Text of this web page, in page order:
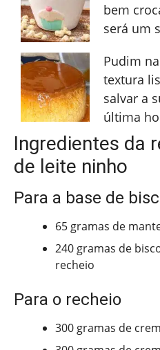
bem
será um
Pudim
textura
salvar a
última
Ingredientes da
de leite ninho
Para a base de
65 gramas de
240 gramas de
recheio
Para o recheio
300 gramas de